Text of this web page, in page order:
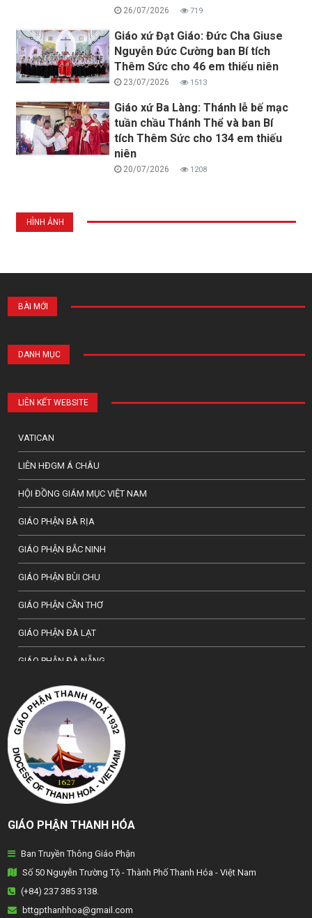
26/07/2026 719
Giáo xứ Đạt Giáo: Đức Cha Giuse
Nguyễn Đức Cường ban Bí tích
Thêm Sức cho 46 em thiếu niên
23/07/2026 1513
Giáo xứ Ba Làng: Thánh lễ bế mạc
tuần chầu Thánh Thể và ban Bí
tích Thêm Sức cho 134 em thiếu
niên
20/07/2026 1208
HÌNH ẢNH
BÀI MỚI
DANH MỤC
LIÊN KẾT WEBSITE
VATICAN
LIÊN HĐGM Á CHÂU
HỘI ĐỒNG GIÁM MỤC VIỆT NAM
GIÁO PHẬN BÀ RỊA
GIÁO PHẬN BẮC NINH
GIÁO PHẬN BÙI CHU
GIÁO PHẬN CẦN THƠ
GIÁO PHẬN ĐÀ LẠT
GIÁO PHẬN ĐÀ NẴNG
TỔNG GIÁO PHẬN HÀ NỘI
GIÁO PHẬN HẢI PHÒNG
TỔNG GIÁO PHẬN HUẾ
GIÁO PHẬN HƯNG HOÁ
GIÁO PHẬN KON TUM
GIÁO PHẬN LẠNG SƠN
GIÁO PHẬN LONG XUYÊN
GIÁO PHẬN PHAN THIẾT
GIÁO PHẬN THANH HÓA
Ban Truyền Thông Giáo Phận
Số 50 Nguyễn Trường Tộ - Thành Phố Thanh Hóa - Việt Nam
(+84) 237 385 3138.
bttgpthanhhoa@gmail.com